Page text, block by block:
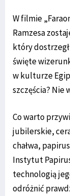
W filmie
Ramzesa
który
święte
w kulturze
szczęścia? Nie
Co warto
jubilerskie,
chałwa,
Instytut
technologią
odróżnić